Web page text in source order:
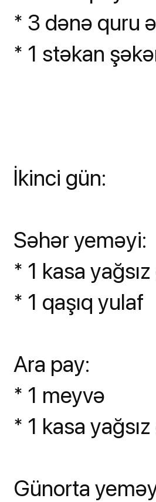
* 3 dənə quru
* 1 stəkan
İkinci gün:
Səhər yeməyi:
* 1 kasa
* 1 qaşıq yulaf
Ara pay:
* 1 meyvə
* 1 kasa
Günorta